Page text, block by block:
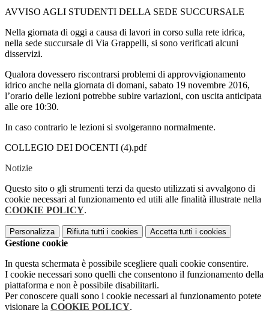
AVVISO AGLI STUDENTI DELLA SEDE SUCCURSALE
Nella giornata di oggi a causa di lavori in corso sulla rete idrica,
nella sede succursale di Via Grappelli, si sono verificati alcuni
disservizi.
Qualora dovessero riscontrarsi problemi di approvvigionamento
idrico anche nella giornata di domani, sabato 19 novembre 2016,
l’orario delle lezioni potrebbe subire variazioni, con uscita anticipata
alle ore 10:30.
In caso contrario le lezioni si svolgeranno normalmente.
COLLEGIO DEI DOCENTI (4).pdf
Notizie
Questo sito o gli strumenti terzi da questo utilizzati si avvalgono di
cookie necessari al funzionamento ed utili alle finalità illustrate nella
COOKIE POLICY.
Personalizza Rifiuta tutti i cookies Accetta tutti i cookies
Gestione cookie
In questa schermata è possibile scegliere quali cookie consentire.
I cookie necessari sono quelli che consentono il funzionamento della
piattaforma e non è possibile disabilitarli.
Per conoscere quali sono i cookie necessari al funzionamento potete
visionare la COOKIE POLICY.